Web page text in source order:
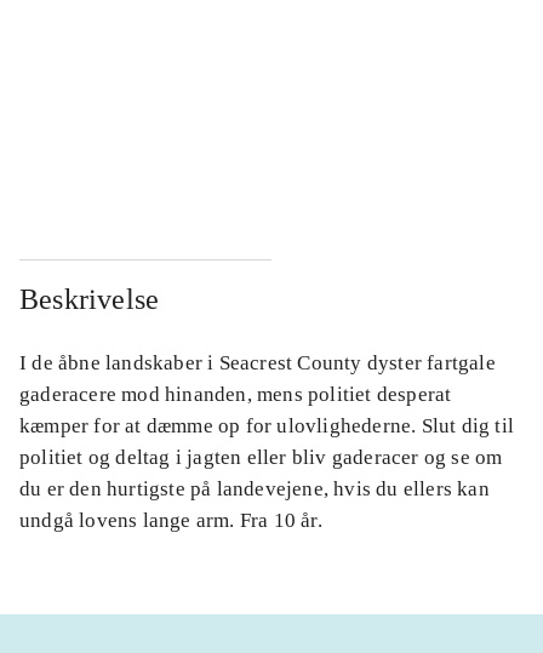
Beskrivelse
I de åbne landskaber i Seacrest County dyster fartgale
gaderacere mod hinanden, mens politiet desperat
kæmper for at dæmme op for ulovlighederne. Slut dig til
politiet og deltag i jagten eller bliv gaderacer og se om
du er den hurtigste på landevejene, hvis du ellers kan
undgå lovens lange arm. Fra 10 år.